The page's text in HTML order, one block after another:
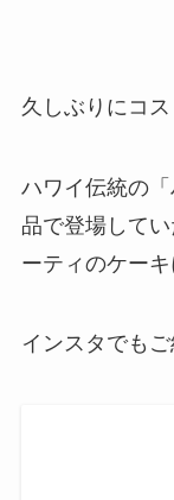
久しぶりにコ
ハワイ伝統の
品で登場して
ーティのケーキ
インスタでもご